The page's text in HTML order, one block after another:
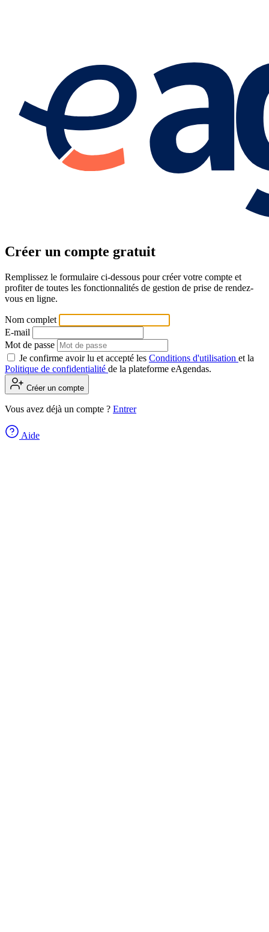
Créer un compte gratuit
Remplissez le formulaire ci-dessous pour créer votre compte et
profiter de toutes les fonctionnalités de gestion de prise de rendez-
vous en ligne.
Nom complet
E-mail
Mot de passe
Je confirme avoir lu et accepté les Conditions d'utilisation et la
Politique de confidentialité de la plateforme eAgendas.
Créer un compte
Vous avez déjà un compte ? Entrer
Aide